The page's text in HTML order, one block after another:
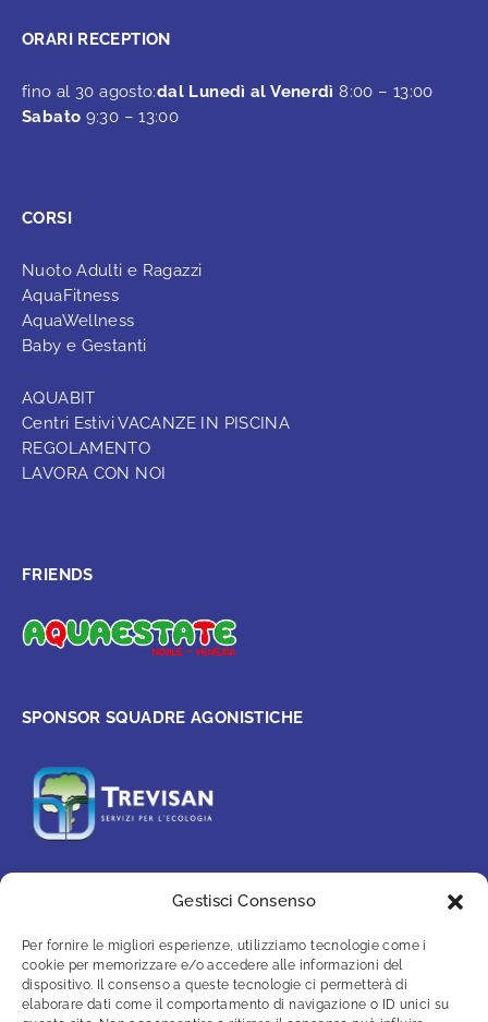
Gestisci Consenso
Per fornire le migliori esperienze, utilizziamo tecnologie come i
cookie per memorizzare e/o accedere alle informazioni del
dispositivo. Il consenso a queste tecnologie ci permetterà di
elaborare dati come il comportamento di navigazione o ID unici su
ORARI RECEPTION
fino al 30 agosto:dal Lunedì al Venerdì 8:00 – 13:00
Sabato 9:30 – 13:00
CORSI
Nuoto Adulti e Ragazzi
AquaFitness
AquaWellness
Baby e Gestanti
AQUABIT
Centri Estivi VACANZE IN PISCINA
REGOLAMENTO
LAVORA CON NOI
FRIENDS
SPONSOR SQUADRE AGONISTICHE